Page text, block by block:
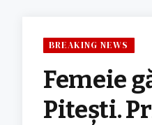
BREAKING NEWS
Femeie
Piteşti.